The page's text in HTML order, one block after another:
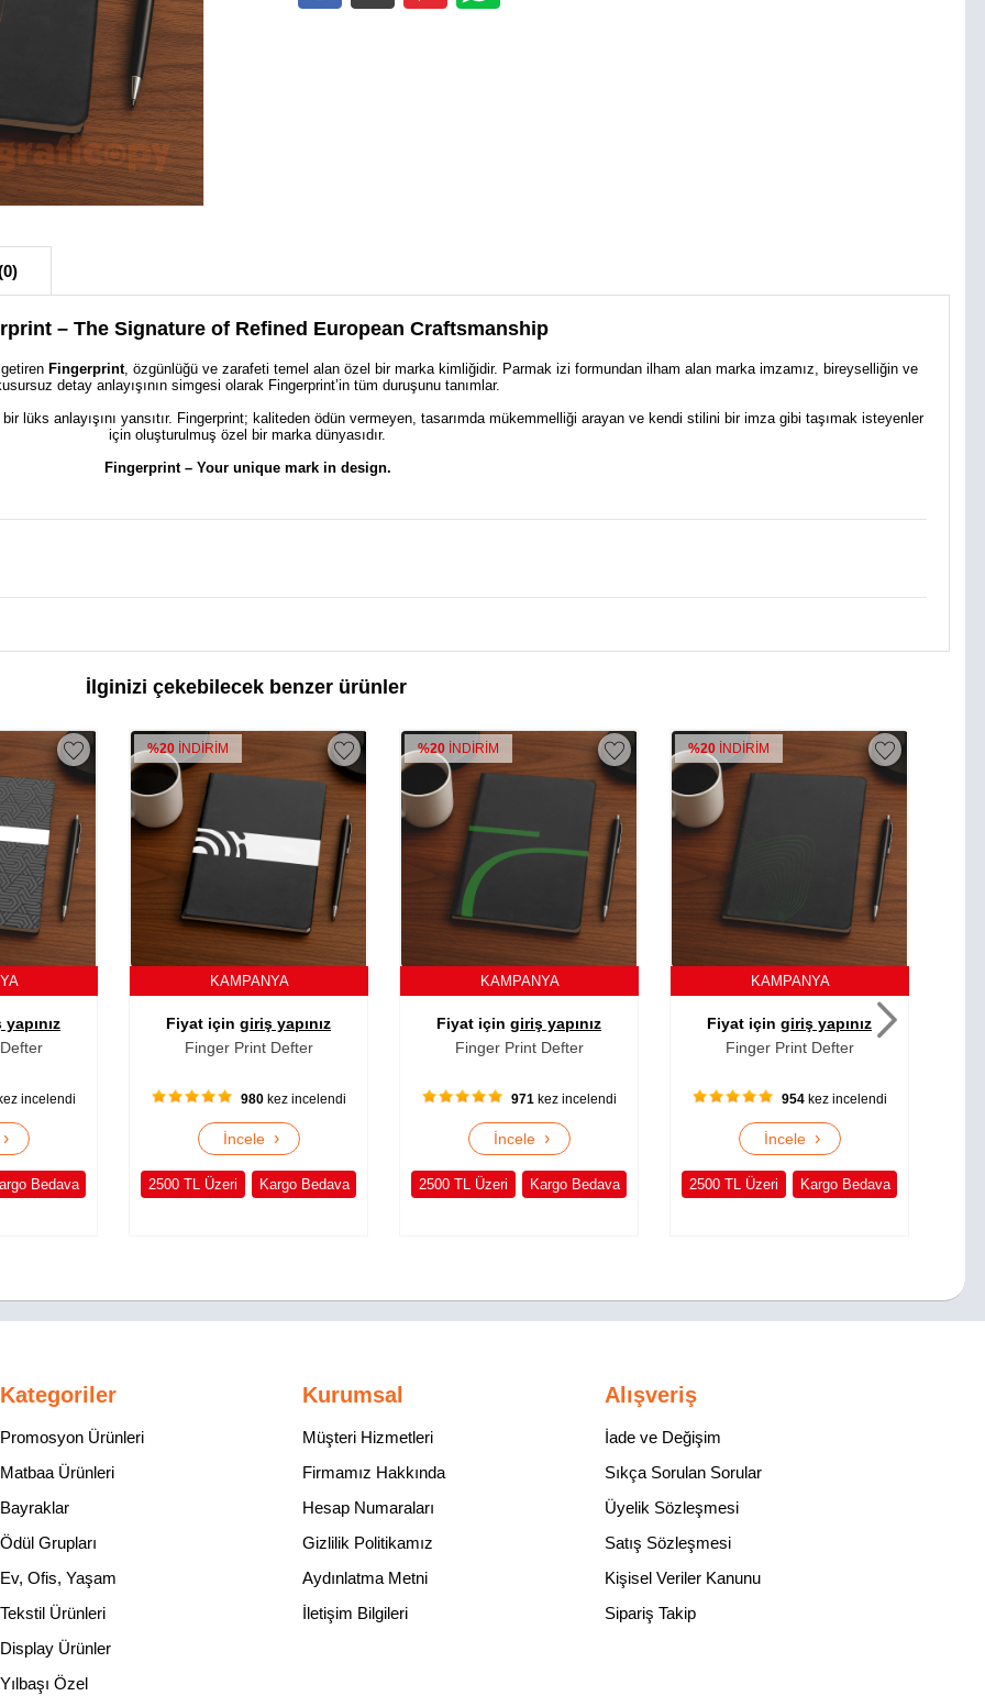
– The Signature of Refined European Craftsmanship
Fingerprint, özgünlüğü ve zarafeti temel alan özel bir marka kimliğidir. Parmak izi formundan ilham alan marka imzamız, bireyselliğin ve
detay anlayışının simgesi olarak Fingerprint’in tüm duruşunu tanımlar.
lüks anlayışını yansıtır. Fingerprint; kaliteden ödün vermeyen, tasarımda mükemmelliği arayan ve kendi stilini bir imza gibi taşımak isteyenler
için oluşturulmuş özel bir marka dünyasıdır.
Fingerprint – Your unique mark in design.
İlginizi çekebilecek benzer ürünler
incelendi
›
Bedava
%20 İNDİRİM
KAMPANYA
Fiyat için giriş yapınız
Finger Print Defter
971kez incelendi
İncele ›
2500 TL Üzeri Kargo Bedava
%20 İNDİRİM
KAMPANYA
Fiyat için giriş yapınız
Finger Print Defter
954kez incelendi
İncele ›
2500 TL Üzeri Kargo Bedava
%20 İNDİRİM
KAMPANYA
Fiyat için giriş yapınız
Finger Print Defter
1070 kez incelendi
İncele ›
2500 TL Üzeri Kargo Bedava
Kategoriler Kurumsal Alışveriş
Promosyon Ürünleri
Matbaa Ürünleri
Bayraklar
Ödül Grupları
Ev, Ofis, Yaşam
Tekstil Ürünleri
Display Ürünler
Yılbaşı Özel
Müşteri Hizmetleri
Firmamız Hakkında
Hesap Numaraları
Gizlilik Politikamız
Aydınlatma Metni
İletişim Bilgileri
İade ve Değişim
Sıkça Sorulan Sorular
Üyelik Sözleşmesi
Satış Sözleşmesi
Kişisel Veriler Kanunu
Sipariş Takip